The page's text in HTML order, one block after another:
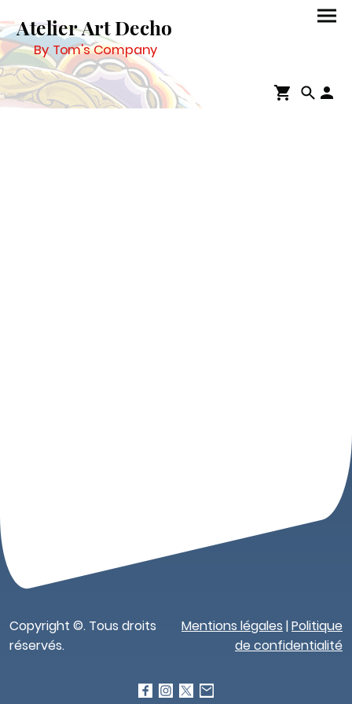
Atelier Art Decho
By Tom's Company
Copyright ©. Tous droits
réservés.
Mentions légales |Politique
de confidentialité